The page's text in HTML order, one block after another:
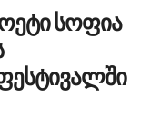
სოფია